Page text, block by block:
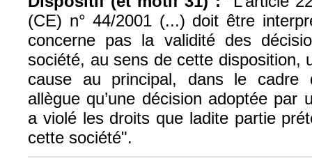
(CE) n° 44/2001 (...) doit être
concerne pas la validité des
société, au sens de cette disposition,
cause au principal, dans le cadre
allègue qu’une décision adoptée par
a violé les droits que ladite partie
cette société".